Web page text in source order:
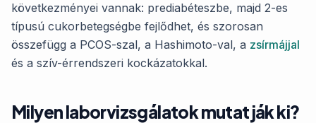
következményei vannak: prediabéteszbe, majd 2-es
típusú cukorbetegségbe fejlődhet, és szorosan
összefügg a PCOS-szal, a Hashimoto-val, a zsírmájjal
és a szív-érrendszeri kockázatokkal.
Milyen laborvizsgálatok mutatják ki?